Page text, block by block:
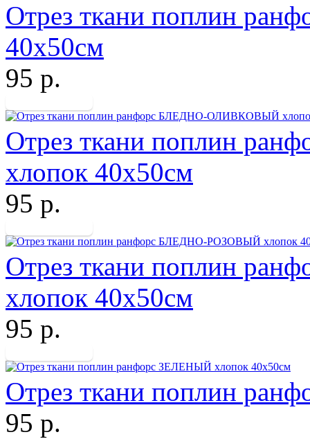
Отрез ткани поплин
40х50см
95 р.
Отрез ткани поплин
хлопок 40х50см
95 р.
Отрез ткани поплин
хлопок 40х50см
95 р.
Отрез ткани поплин
95 р.